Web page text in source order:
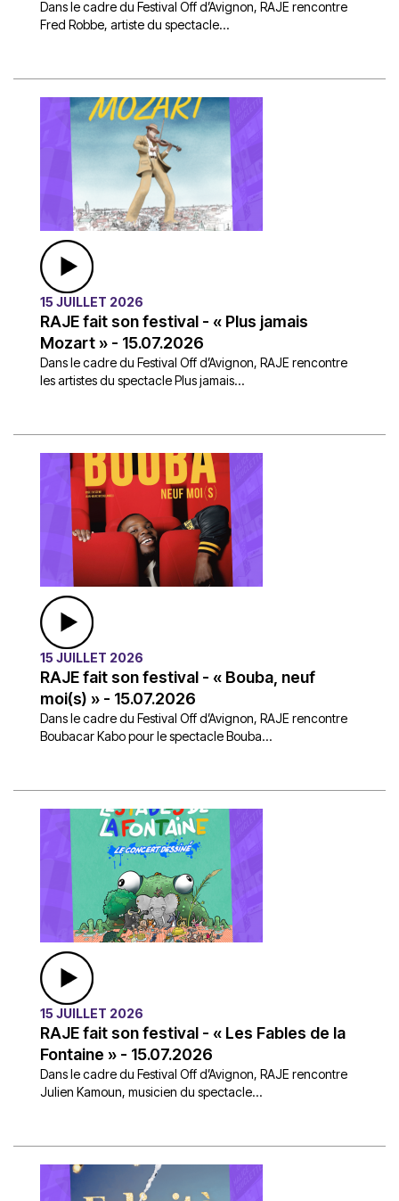
Dans le cadre du Festival Off d’Avignon, RAJE rencontre
Fred Robbe, artiste du spectacle...
15 JUILLET 2026
RAJE fait son festival - « Plus jamais
Mozart » - 15.07.2026
Dans le cadre du Festival Off d’Avignon, RAJE rencontre
les artistes du spectacle Plus jamais...
15 JUILLET 2026
RAJE fait son festival - « Bouba, neuf
moi(s) » - 15.07.2026
Dans le cadre du Festival Off d’Avignon, RAJE rencontre
Boubacar Kabo pour le spectacle Bouba...
15 JUILLET 2026
RAJE fait son festival - « Les Fables de la
Fontaine » - 15.07.2026
Dans le cadre du Festival Off d’Avignon, RAJE rencontre
Julien Kamoun, musicien du spectacle...